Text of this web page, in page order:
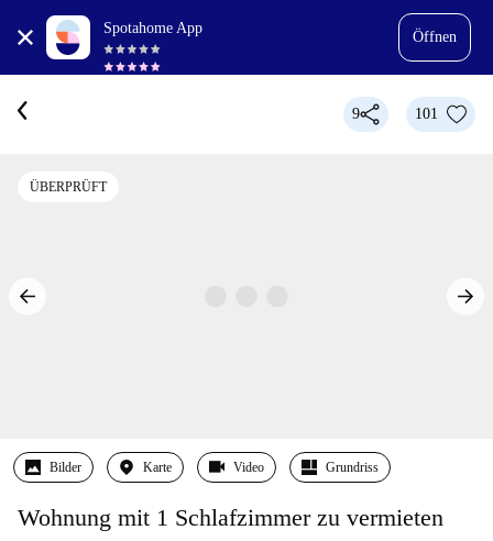
Spotahome App
Öffnen
9 101
ÜBERPRÜFT
Bilder Karte Video Grundriss
Wohnung mit 1 Schlafzimmer zu vermieten